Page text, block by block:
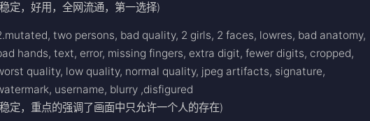
定，好用，全网流通，第一选择)
two persons, bad quality, 2 girls, 2 faces, lowres, bad anatomy,
hands, text, error, missing fingers, extra digit, fewer digits, cropped,
quality, low quality, normal quality, jpeg artifacts, signature,
username, blurry ,disfigured
定，重点的强调了画面中只允许一个人的存在)